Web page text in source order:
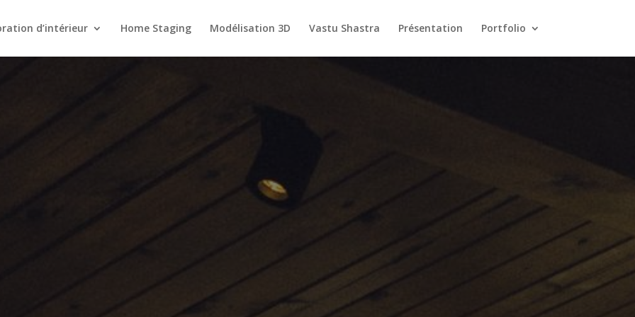
d’intérieur Home Staging Modélisation 3D Vastu Shastra Présentation Portfolio